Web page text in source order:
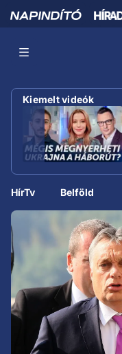
Kiemelt videók
HírTv Belföld